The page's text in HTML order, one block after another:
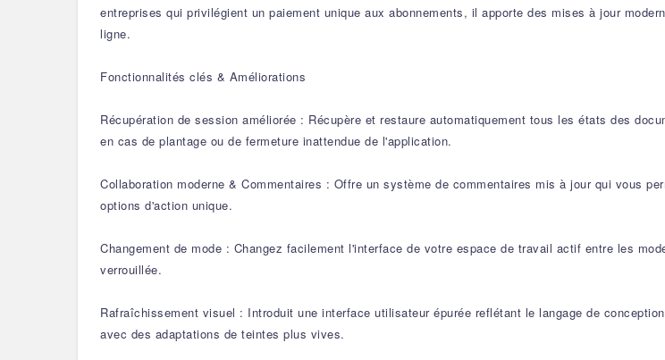
entreprises qui privilégient un paiement unique aux abonnements, il apporte des mises à jour
ligne.
Fonctionnalités clés & Améliorations
Récupération de session améliorée : Récupère et restaure automatiquement tous les états des
en cas de plantage ou de fermeture inattendue de l'application.
Collaboration moderne & Commentaires : Offre un système de commentaires mis à jour qui vous
options d'action unique.
Changement de mode : Changez facilement l'interface de votre espace de travail actif entre les
verrouillée.
Rafraîchissement visuel : Introduit une interface utilisateur épurée reflétant le langage de
avec des adaptations de teintes plus vives.